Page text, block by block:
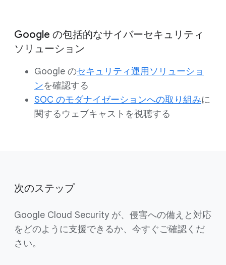
Google の包括的なサイバーセキュリティ
ソリューション
Google のセキュリティ運用ソリューショ
ンを確認する
SOC のモダナイゼーションへの取り組みに
関するウェブキャストを視聴する
次のステップ
Google Cloud Security が、侵害への備えと対応
をどのように支援できるか、今すぐご確認くだ
さい。